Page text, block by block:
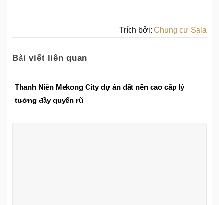
Trích bởi: Chung cư Sala
Bài viết liên quan
Thanh Niên Mekong City dự án đất nền cao cấp lý
tưởng đầy quyến rũ